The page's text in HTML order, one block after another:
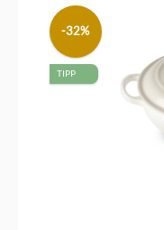
-32%
TIPP